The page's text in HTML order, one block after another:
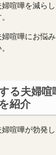
喧嘩を減ら
喧嘩にお悩
る夫婦喧
紹介
喧嘩が勃発